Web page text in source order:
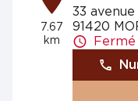
7.67
km
33
91420